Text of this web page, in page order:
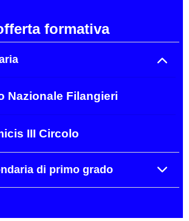
formativa
Nazionale Filangieri
III Circolo
di primo grado